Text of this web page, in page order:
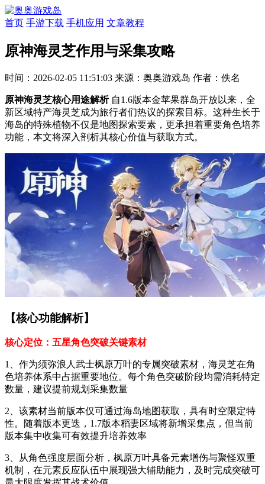
首页 手游下载 手机应用 文章教程
原神海灵芝作用与采集攻略
时间：2026-02-05 11:51:03 来源：奥奥游戏岛 作者：佚名
原神海灵芝核心用途解析自1.6版本金苹果群岛开放以来，全
新区域特产海灵芝成为旅行者们热议的探索目标。这种生长于
海岛的特殊植物不仅是地图探索要素，更承担着重要角色培养
功能，本文将深入剖析其核心价值与获取方式。
【核心功能解析】
核心定位：五星角色突破关键素材
1、作为须弥浪人武士枫原万叶的专属突破素材，海灵芝在角
色培养体系中占据重要地位。每个角色突破阶段均需消耗特定
数量，建议提前规划采集数量
2、该素材当前版本仅可通过海岛地图获取，具有时空限定特
性。随着版本更迭，1.7版本稻妻区域将新增采集点，但当前
版本集中收集可有效提升培养效率
3、从角色强度层面分析，枫原万叶具备元素增伤与聚怪双重
机制，在元素反应队伍中展现强大辅助能力，及时完成突破可